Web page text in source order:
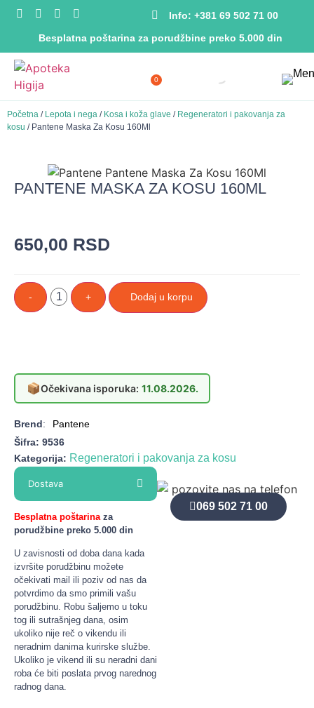
Besplatna poštarina za porudžbine preko 5.000 din
Info: +381 69 502 71 00
0
Početna / Lepota i nega / Kosa i koža glave / Regeneratori i pakovanja za
kosu / Pantene Maska Za Kosu 160Ml
PANTENE MASKA ZA KOSU 160ML
650,00 RSD
- + Dodaj u korpu
📦Očekivana isporuka: 11.08.2026.
Brend:
Pantene
Šifra: 9536
Kategorija: Regeneratori i pakovanja za kosu
Dostava
Besplatna poštarina za
porudžbine preko 5.000 din
U zavisnosti od doba dana kada
izvršite porudžbinu možete
očekivati mail ili poziv od nas da
potvrdimo da smo primili vašu
porudžbinu. Robu šaljemo u toku
tog ili sutrašnjeg dana, osim
ukoliko nije reč o vikendu ili
neradnim danima kurirske službe.
Ukoliko je vikend ili su neradni dani
roba će biti poslata prvog narednog
radnog dana.
069 502 71 00